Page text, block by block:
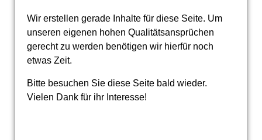
Wir erstellen gerade Inhalte für diese Seite. Um
unseren eigenen hohen Qualitätsansprüchen
gerecht zu werden benötigen wir hierfür noch
etwas Zeit.
Bitte besuchen Sie diese Seite bald wieder.
Vielen Dank für ihr Interesse!